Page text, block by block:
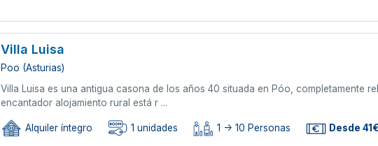
Villa Luisa
Poo (Asturias)
Villa Luisa es una antigua casona de los años 40 situada en Póo, completamente
encantador alojamiento rural está r ...
Alquiler íntegro 1 unidades 1 -> 10 Personas Desde